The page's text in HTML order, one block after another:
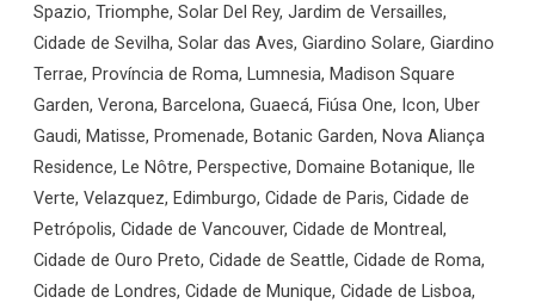
Spazio, Triomphe, Solar Del Rey, Jardim de Versailles,
Cidade de Sevilha, Solar das Aves, Giardino Solare, Giardino
Terrae, Província de Roma, Lumnesia, Madison Square
Garden, Verona, Barcelona, Guaecá, Fiúsa One, Icon, Uber
Gaudi, Matisse, Promenade, Botanic Garden, Nova Aliança
Residence, Le Nôtre, Perspective, Domaine Botanique, Ile
Verte, Velazquez, Edimburgo, Cidade de Paris, Cidade de
Petrópolis, Cidade de Vancouver, Cidade de Montreal,
Cidade de Ouro Preto, Cidade de Seattle, Cidade de Roma,
Cidade de Londres, Cidade de Munique, Cidade de Lisboa,